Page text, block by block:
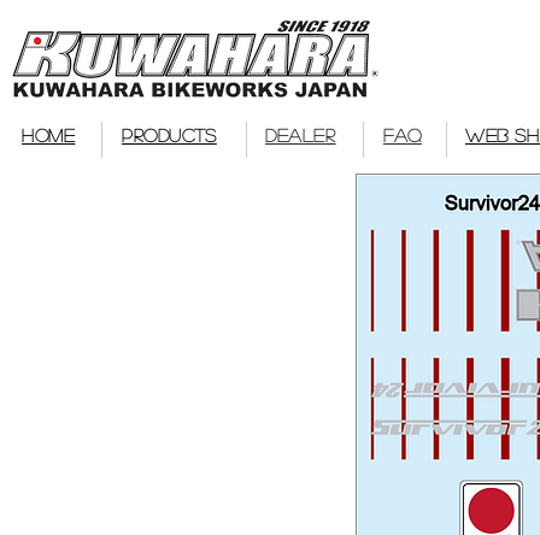
HOME PRODUCTS DEALER FAQ WEB